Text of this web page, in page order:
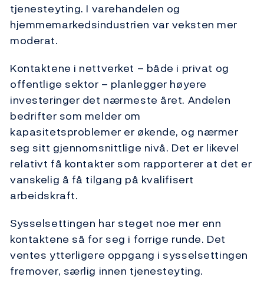
tjenesteyting. I varehandelen og
hjemmemarkedsindustrien var veksten mer
moderat.
Kontaktene i nettverket – både i privat og
offentlige sektor – planlegger høyere
investeringer det nærmeste året. Andelen
bedrifter som melder om
kapasitetsproblemer er økende, og nærmer
seg sitt gjennomsnittlige nivå. Det er likevel
relativt få kontakter som rapporterer at det er
vanskelig å få tilgang på kvalifisert
arbeidskraft.
Sysselsettingen har steget noe mer enn
kontaktene så for seg i forrige runde. Det
ventes ytterligere oppgang i sysselsettingen
fremover, særlig innen tjenesteyting.